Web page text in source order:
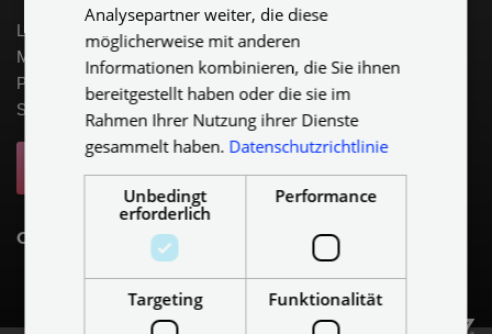
Lass Dich von den
Möglichkeiten inspirieren, die
Plameco Dir mit
Spanndecken bietet.
Oder vereinbare einen Termin.
Analysepartner weiter, die diese
möglicherweise mit anderen
Informationen kombinieren, die Sie ihnen
bereitgestellt haben oder die sie im
Rahmen Ihrer Nutzung ihrer Dienste
gesammelt haben. Datenschutzrichtlinie
Unbedingt
erforderlich
Performance
Targeting Funktionalität